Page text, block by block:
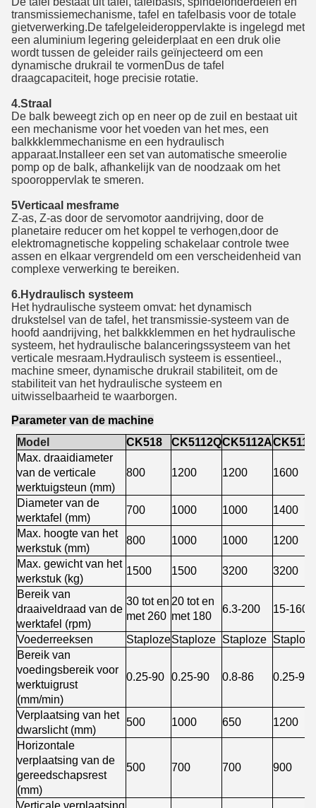
transmissiemechanisme, tafel en tafelbasis voor de totale
gietverwerking.De tafelgeleideroppervlakte is ingelegd met
een aluminium legering geleiderplaat en een druk olie
wordt tussen de geleider rails geïnjecteerd om een
dynamische drukrail te vormenDus de tafel
draagcapaciteit, hoge precisie rotatie.
4.Straal
De balk beweegt zich op en neer op de zuil en bestaat uit
een mechanisme voor het voeden van het mes, een
balkkklemmechanisme en een hydraulisch
apparaat.Installeer een set van automatische smeerolie
pomp op de balk, afhankelijk van de noodzaak om het
spooroppervlak te smeren.
5Verticaal mesframe
Z-as, Z-as door de servomotor aandrijving, door de
planetaire reducer om het koppel te verhogen,door de
elektromagnetische koppeling schakelaar controle twee
assen en elkaar vergrendeld om een verscheidenheid van
complexe verwerking te bereiken.
6.Hydraulisch systeem
Het hydraulische systeem omvat: het dynamisch
drukstelsel van de tafel, het transmissie-systeem van de
hoofd aandrijving, het balkkklemmen en het hydraulische
systeem, het hydraulische balanceringssysteem van het
verticale mesraam.Hydraulisch systeem is essentieel.,
machine smeer, dynamische drukrail stabiliteit, om de
stabiliteit van het hydraulische systeem en
uitwisselbaarheid te waarborgen.
Parameter van de machine
Model
CK518 CK5112QCK5112A
Max. draaidiameter
van de verticale
werktuigsteun (mm)
800 1200 1200 1600
Diameter van de
werktafel (mm)
700 1000 1000
1400
Max. hoogte van het
werkstuk (mm)
800 1000 1000
1200
Max. gewicht van het
werkstuk (kg)
1500 1500 3200
3200
Bereik van
draaiveldraad van de
werktafel (rpm)
30 tot en
met 260
20 tot en
met 180
6.3-200 15-160
Voederreeksen StaplozeStaploze Staploze
Bereik van
voedingsbereik voor
werktuigrust
(mm/min)
0.25-90 0.25-90 0.8-86 0.25-90
Verplaatsing van het
dwarslicht (mm)
500 1000 650
1200
Horizontale
verplaatsing van de
gereedschapsrest
(mm)
500 700 700 900
Verticale verplaatsing